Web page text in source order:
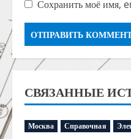
Сохранить моё имя,
СВЯЗАННЫЕ
Москва Справочная